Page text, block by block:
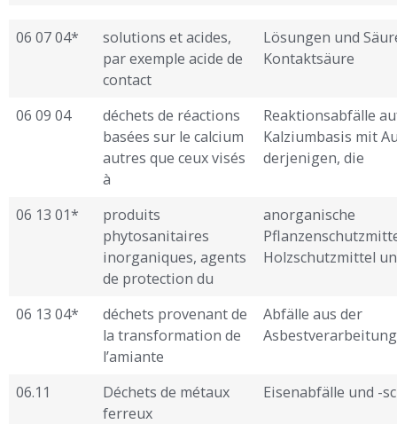
06 07 04*
solutions et acides,
par exemple acide de
contact
Lösungen und
Kontaktsäure
06 09 04
déchets de réactions
basées sur le calcium
autres que ceux visés
à
Reaktionsabfälle
Kalziumbasis mit
derjenigen, die
06 13 01*
produits
phytosanitaires
inorganiques, agents
de protection du
anorganische
Holzschutzmittel
06 13 04*
déchets provenant de
la transformation de
l’amiante
Abfälle aus der
Asbestverarbeitung
06.11
Déchets de métaux
ferreux
Eisenabfälle und -